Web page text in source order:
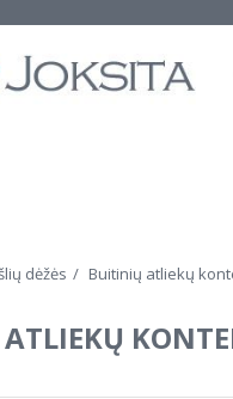
dėžės Buitinių atliekų